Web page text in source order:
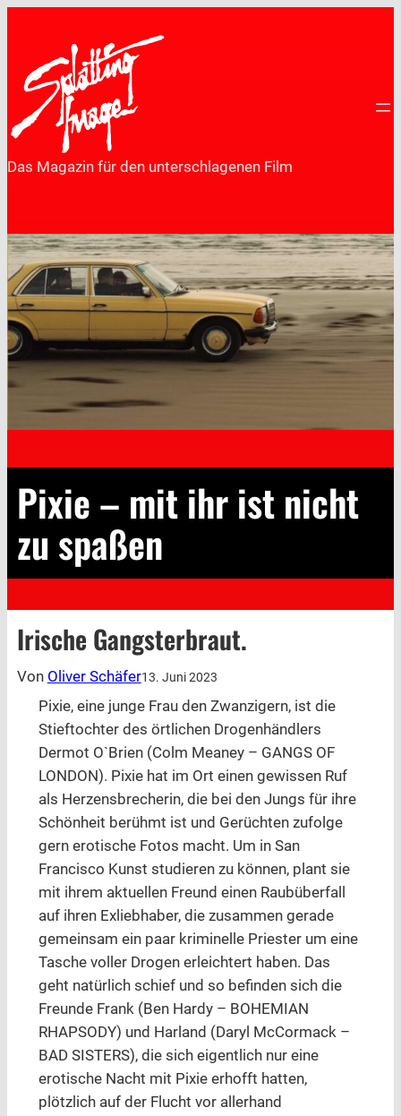
springen
Das Magazin für den unterschlagenen Film
Pixie – mit ihr ist nicht
zu spaßen
Irische Gangsterbraut.
Von Oliver Schäfer13. Juni 2023
Pixie, eine junge Frau den Zwanzigern, ist die
Stieftochter des örtlichen Drogenhändlers
Dermot O`Brien (Colm Meaney – GANGS OF
LONDON). Pixie hat im Ort einen gewissen Ruf
als Herzensbrecherin, die bei den Jungs für ihre
Schönheit berühmt ist und Gerüchten zufolge
gern erotische Fotos macht. Um in San
Francisco Kunst studieren zu können, plant sie
mit ihrem aktuellen Freund einen Raubüberfall
auf ihren Exliebhaber, die zusammen gerade
gemeinsam ein paar kriminelle Priester um eine
Tasche voller Drogen erleichtert haben. Das
geht natürlich schief und so befinden sich die
Freunde Frank (Ben Hardy – BOHEMIAN
RHAPSODY) und Harland (Daryl McCormack –
BAD SISTERS), die sich eigentlich nur eine
erotische Nacht mit Pixie erhofft hatten,
plötzlich auf der Flucht vor allerhand